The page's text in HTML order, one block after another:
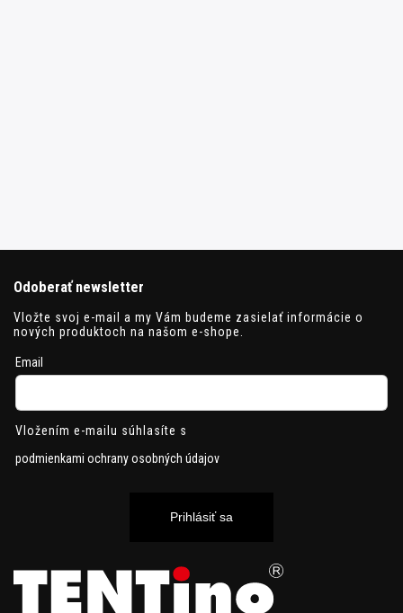
Odoberať newsletter
Vložte svoj e-mail a my Vám budeme zasielať informácie o
nových produktoch na našom e-shope.
Email
Vložením e-mailu súhlasíte s
podmienkami ochrany osobných údajov
Prihlásiť sa